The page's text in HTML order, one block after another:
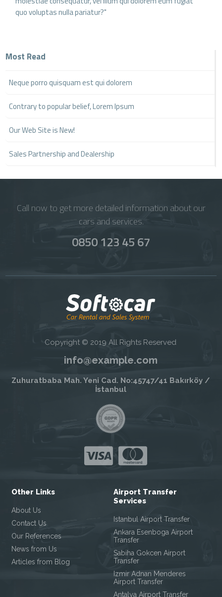
quo voluptas nulla pariatur?"
Most Read
Neque porro quisquam est qui dolorem
Contrary to popular belief, Lorem Ipsum
Our Web Site is New!
Sales Partnership and Dealership
Call now to get more detailed information about our
cars and services.
0850 123 45 67
Copyright © 2019 All Rights Reserved
info@example.com
Zuhuratbaba Mah. Yeni Cad. No:45747/41 Bakırköy /
İstanbul
Other Links
About Us
Contact Us
Our References
News from Us
Articles from Blog
Airport Transfer
Services
Istanbul Airport Transfer
Ankara Esenboga Airport
Transfer
Sabiha Gokcen Airport
Transfer
Izmir Adnan Menderes
Airport Transfer
Antalya Airport Transfer